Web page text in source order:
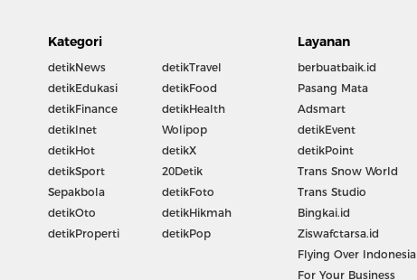
Kategori
detikNews
detikEdukasi
detikFinance
detikInet
detikHot
detikSport
Sepakbola
detikOto
detikProperti
detikTravel
detikFood
detikHealth
Wolipop
detikX
20Detik
detikFoto
detikHikmah
detikPop
Layanan
berbuatbaik.id
Pasang Mata
Adsmart
detikEvent
detikPoint
Trans Snow World
Trans Studio
Bingkai.id
Ziswafctarsa.id
Flying Over Indonesia
For Your Business